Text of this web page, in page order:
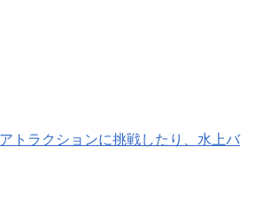
ラクションに挑戦したり、水上バ